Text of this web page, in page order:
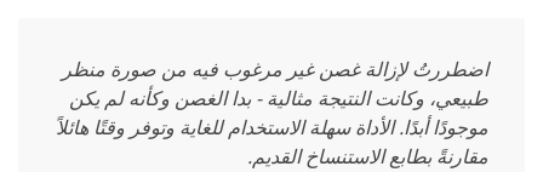
اضطررتُ لإزالة غصن غير مرغوب فيه من صورة منظر
طبيعي، وكانت النتيجة مثالية - بدا الغصن وكأنه لم يكن
موجودًا أبدًا. الأداة سهلة الاستخدام للغاية وتوفر وقتًا هائلاً
مقارنةً بطابع الاستنساخ القديم.